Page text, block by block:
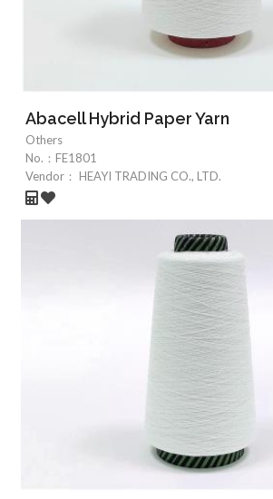
Abacell Hybrid Paper Yarn
Others
No.： FE1801
Vendor：
HEAYI TRADING CO., LTD.